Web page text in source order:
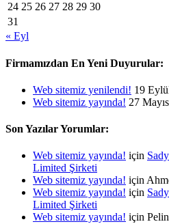
24 25 26 27 28 29 30
31
« Eyl
Firmamızdan En Yeni Duyurular:
Web sitemiz yenilendi! 19
Web sitemiz yayında! 27
Son Yazılar Yorumlar:
Web sitemiz yayında! için
Limited Şirketi
Web sitemiz yayında! için
Web sitemiz yayında! için
Limited Şirketi
Web sitemiz yayında! için